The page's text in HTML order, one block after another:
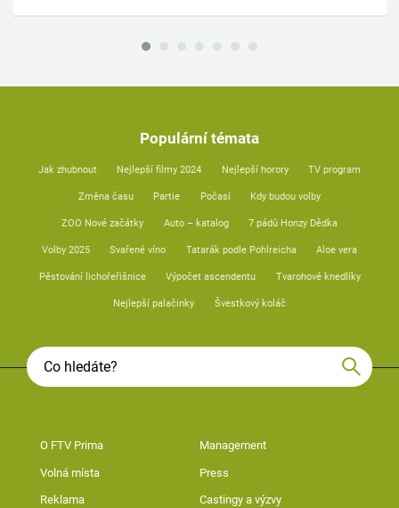
Populární témata
Jak zhubnout Nejlepší filmy 2024 Nejlepší horory TV program
Změna času Partie Počasí Kdy budou volby
ZOO Nové začátky Auto – katalog 7 pádů Honzy Dědka
Volby 2025 Svařené víno Tatarák podle Pohlreicha Aloe vera
Pěstování lichořeřišnice Výpočet ascendentu Tvarohové knedlíky
Nejlepší palačinky Švestkový koláč
O FTV Prima Management
Volná místa Press
Reklama Castingy a výzvy